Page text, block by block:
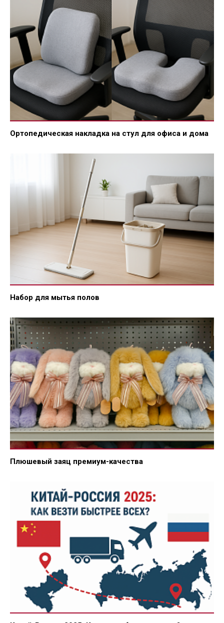
Ортопедическая накладка на стул для офиса и дома
Набор для мытья полов
Плюшевый заяц премиум-качества